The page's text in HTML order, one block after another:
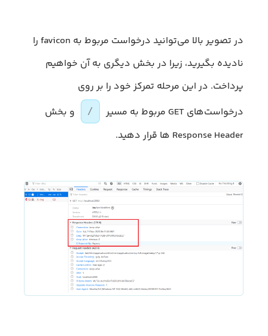
در تصویر بالا می‌توانید درخواست مربوط به favicon را
نادیده بگیرید، زیرا در بخش دیگری به آن خواهیم
پرداخت. در این مرحله تمرکز خود را بر روی
درخواست‌های GET مربوط به مسیر
/
و بخش
Response Header ها قرار دهید.